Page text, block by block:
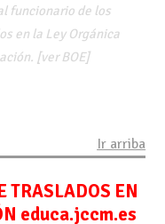
funcionario de los
en la Ley Orgánica
[ver BOE]
Ir arriba
TRASLADOS EN
educa.jccm.es